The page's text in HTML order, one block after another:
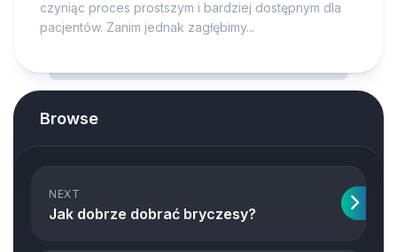
czyniąc proces prostszym i bardziej dostępnym dla
pacjentów. Zanim jednak zagłębimy...
Browse
NEXT
Jak dobrze dobrać bryczesy?